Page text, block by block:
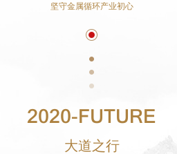
坚守金属循环产业初心
2020-FUTURE
大道之行